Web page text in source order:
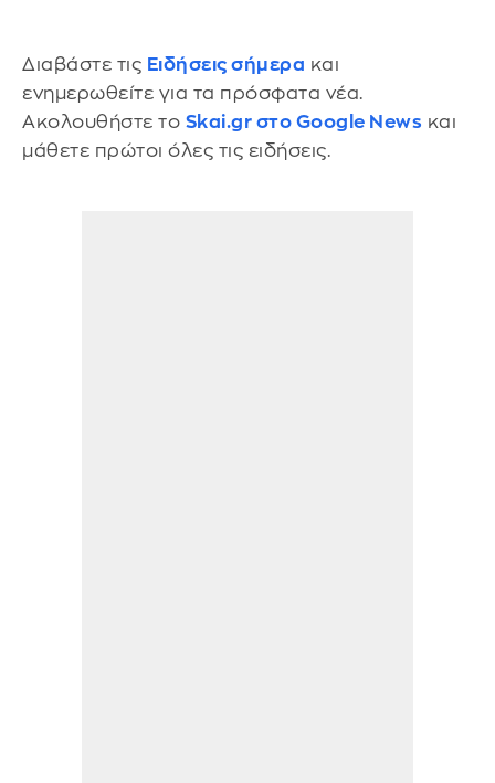
Διαβάστε τις Ειδήσεις σήμερα και
ενημερωθείτε για τα πρόσφατα νέα.
Ακολουθήστε το Skai.gr στο Google News και
μάθετε πρώτοι όλες τις ειδήσεις.